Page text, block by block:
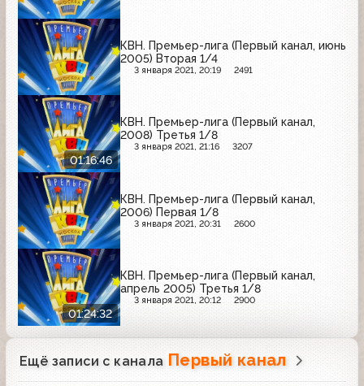
КВН. Премьер-лига (Первый канал, июнь
2005) Вторая 1/4
3 января 2021, 20:19 2491
01:16:46
КВН. Премьер-лига (Первый канал,
2008) Третья 1/8
3 января 2021, 21:16 3207
КВН. Премьер-лига (Первый канал,
2006) Первая 1/8
3 января 2021, 20:31 2600
01:24:32
КВН. Премьер-лига (Первый канал,
апрель 2005) Третья 1/8
3 января 2021, 20:12 2900
Ещё записи с канала Первый канал